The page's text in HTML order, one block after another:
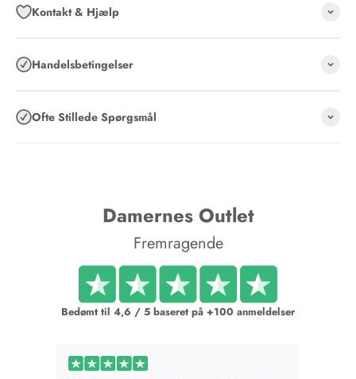
Kontakt & Hjælp
Handelsbetingelser
Ofte Stillede Spørgsmål
Damernes Outlet
Fremragende
Bedømt til 4,6 / 5 baseret på +100 anmeldelser